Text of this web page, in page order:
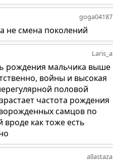
goga04187
не смена поколений
Laris_a
рождения мальчика выше
войны и высокая
половой
частота рождения
самцов по
как тоже есть
allastaza